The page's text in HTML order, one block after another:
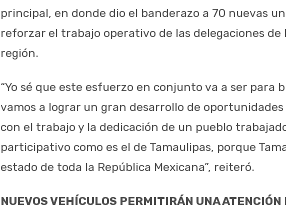
principal, en donde dio el banderazo a 70 nuevas
reforzar el trabajo operativo de las delegaciones de
región.
“Yo sé que este esfuerzo en conjunto va a ser para
vamos a lograr un gran desarrollo de
con el trabajo y la dedicación de un pueblo
participativo como es el de Tamaulipas, porque
estado de toda la República Mexicana”, reiteró.
NUEVOS VEHÍCULOS PERMITIRÁN UNA ATENCIÓN